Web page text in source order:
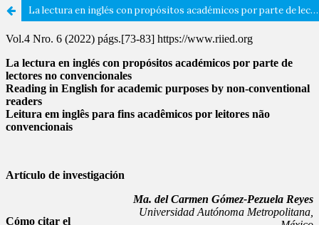
La lectura en inglés con propósitos académicos por parte de lectores no convencionales